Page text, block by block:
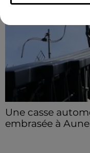
Une casse
embrasée à